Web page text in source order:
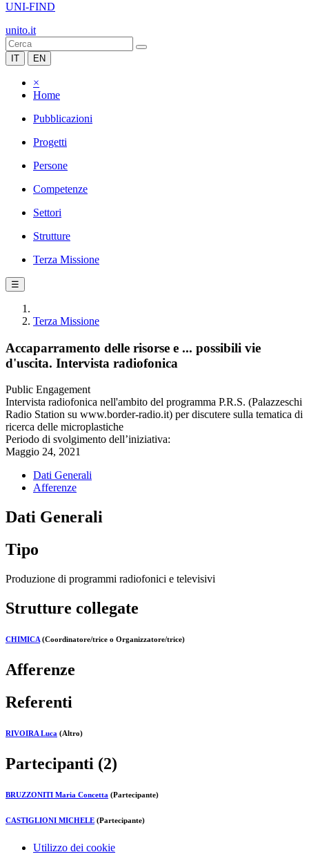
UNI-FIND
unito.it
IT EN
×
Home
Pubblicazioni
Progetti
Persone
Competenze
Settori
Strutture
Terza Missione
☰
Terza Missione
Accaparramento delle risorse e ... possibili vie
d'uscita. Intervista radiofonica
Public Engagement
Intervista radiofonica nell'ambito del programma P.R.S. (Palazzeschi
Radio Station su www.border-radio.it) per discutere sulla tematica di
ricerca delle microplastiche
Periodo di svolgimento dell’iniziativa:
Maggio 24, 2021
Dati Generali
Afferenze
Dati Generali
Tipo
Produzione di programmi radiofonici e televisivi
Strutture collegate
CHIMICA (Coordinatore/trice o Organizzatore/trice)
Afferenze
Referenti
RIVOIRA Luca (Altro)
Partecipanti (2)
BRUZZONITI Maria Concetta (Partecipante)
CASTIGLIONI MICHELE (Partecipante)
Utilizzo dei cookie